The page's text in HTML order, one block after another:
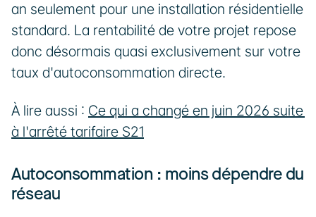
an seulement pour une installation résidentielle
standard. La rentabilité de votre projet repose
donc désormais quasi exclusivement sur votre
taux d'autoconsommation directe.
À lire aussi : Ce qui a changé en juin 2026 suite
à l'arrêté tarifaire S21
Autoconsommation : moins dépendre du
réseau